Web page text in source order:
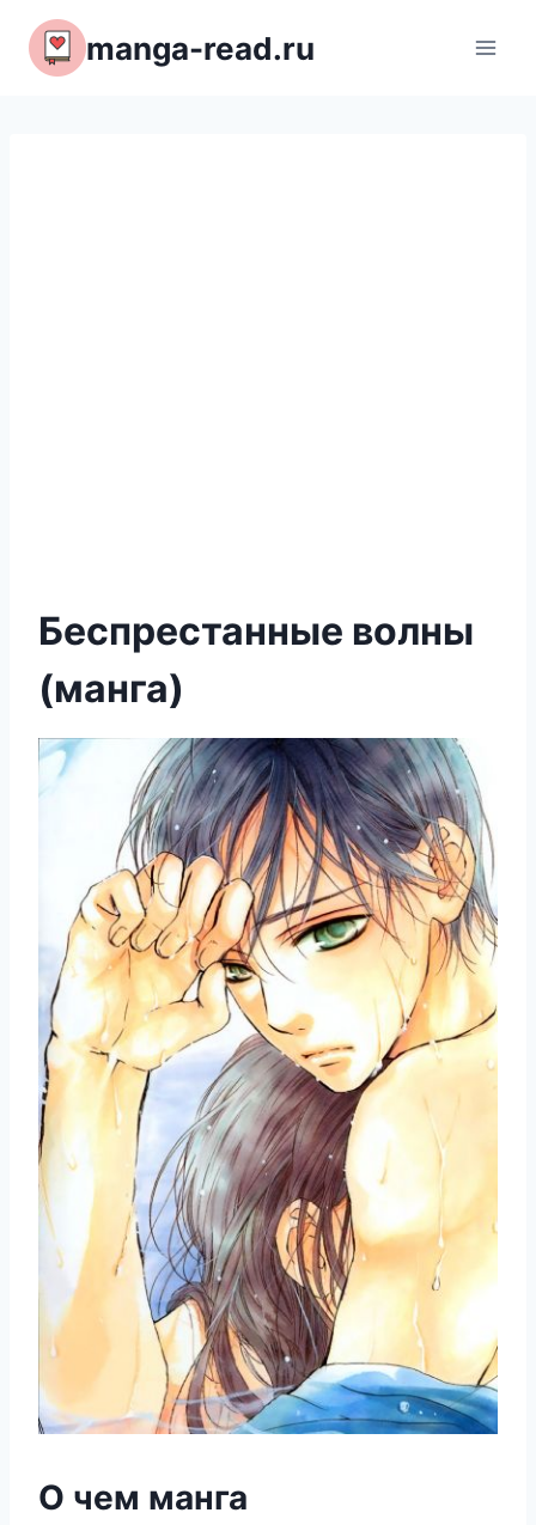
Перейти
содержимому
manga-read.ru
Беспрестанные волны
(манга)
О чем манга